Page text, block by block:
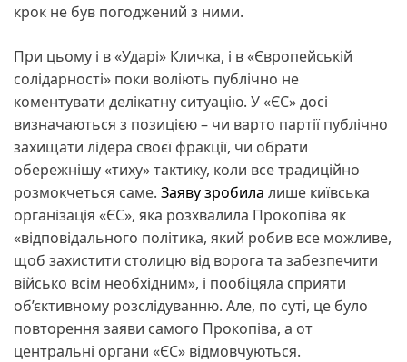
крок не був погоджений з ними.
При цьому і в «Ударі» Кличка, і в «Європейській
солідарності» поки воліють публічно не
коментувати делікатну ситуацію. У «ЄС» досі
визначаються з позицією – чи варто партії публічно
захищати лідера своєї фракції, чи обрати
обережнішу «тиху» тактику, коли все традиційно
розмокчеться саме. Заяву зробила лише київська
організація «ЄС», яка розхвалила Прокопіва як
«відповідального політика, який робив все можливе,
щоб захистити столицю від ворога та забезпечити
військо всім необхідним», і пообіцяла сприяти
об’єктивному розслідуванню. Але, по суті, це було
повторення заяви самого Прокопіва, а от
центральні органи «ЄС» відмовчуються.